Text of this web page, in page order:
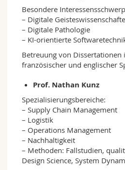
Besondere
– Digitale
– Digitale Pathologie
– KI-orientierte
Betreuung von Dissertationen
französischer und englischer
Prof. Nathan Kunz
Spezialisierungsbereiche:
– Supply Chain Management
– Logistik
– Operations Management
– Nachhaltigkeit
– Methoden: Fallstudien,
Design Science, System